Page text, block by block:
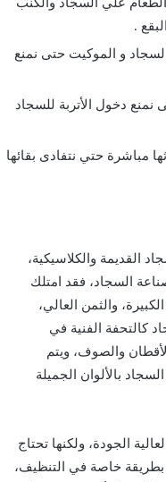
.
و الموكيت حتى نمنع
نمنع دخول الأتربة للسجاد
مباشرة حتي نتفادى بقائها
القديمة والكلاسيكية،
السجاد، فقد امتلك
والثمن العالي،
كالتحفة الفنية في
والصوف، ويتم
بالألوان الجميلة
الجودة، ولكنها تحتاج
بطريقة خاصة في التنظيف،